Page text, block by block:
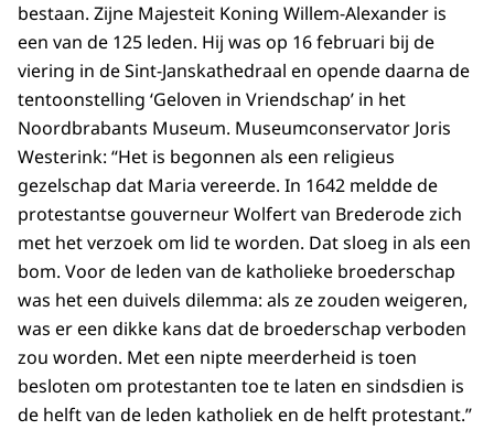
bestaan. Zijne Majesteit Koning Willem-Alexander is
een van de 125 leden. Hij was op 16 februari bij de
viering in de Sint-Janskathedraal en opende daarna de
tentoonstelling ‘Geloven in Vriendschap’ in het
Noordbrabants Museum. Museumconservator Joris
Westerink: “Het is begonnen als een religieus
gezelschap dat Maria vereerde. In 1642 meldde de
protestantse gouverneur Wolfert van Brederode zich
met het verzoek om lid te worden. Dat sloeg in als een
bom. Voor de leden van de katholieke broederschap
was het een duivels dilemma: als ze zouden weigeren,
was er een dikke kans dat de broederschap verboden
zou worden. Met een nipte meerderheid is toen
besloten om protestanten toe te laten en sindsdien is
de helft van de leden katholiek en de helft protestant.”